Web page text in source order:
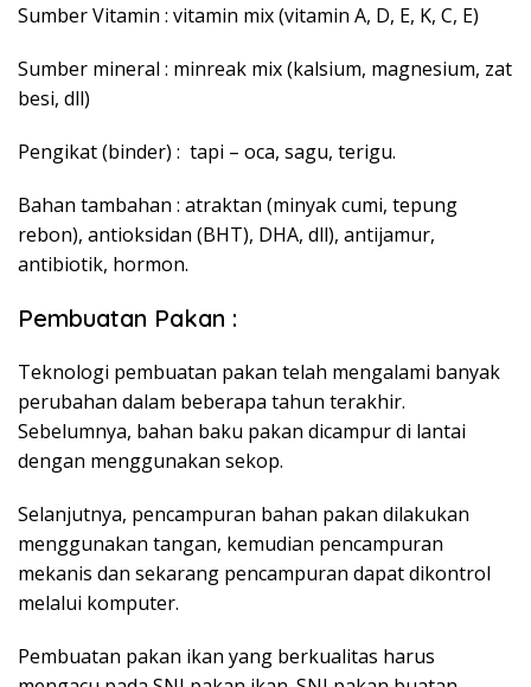
Sumber Vitamin : vitamin mix (vitamin A, D, E, K, C, E)
Sumber mineral : minreak mix (kalsium, magnesium, zat
besi, dll)
Pengikat (binder) : tapi – oca, sagu, terigu.
Bahan tambahan : atraktan (minyak cumi, tepung
rebon), antioksidan (BHT), DHA, dll), antijamur,
antibiotik, hormon.
Pembuatan Pakan :
Teknologi pembuatan pakan telah mengalami banyak
perubahan dalam beberapa tahun terakhir.
Sebelumnya, bahan baku pakan dicampur di lantai
dengan menggunakan sekop.
Selanjutnya, pencampuran bahan pakan dilakukan
menggunakan tangan, kemudian pencampuran
mekanis dan sekarang pencampuran dapat dikontrol
melalui komputer.
Pembuatan pakan ikan yang berkualitas harus